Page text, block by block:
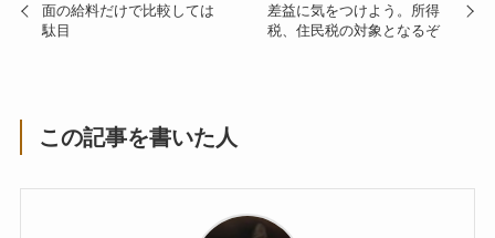
面の給料だけで比較しては
駄目
差益に気をつけよう。所得
税、住民税の対象となるぞ
この記事を書いた人